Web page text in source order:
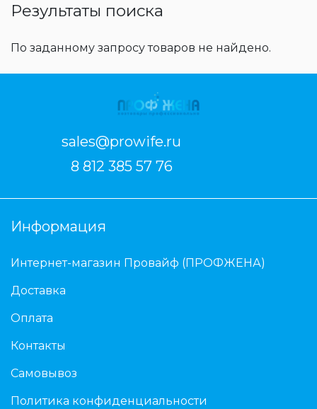
Результаты поиска
По заданному запросу товаров не найдено.
sales@prowife.ru
8 812 385 57 76
Информация
Интернет-магазин Провайф (ПРОФЖЕНА)
Доставка
Оплата
Контакты
Самовывоз
Политика конфиденциальности